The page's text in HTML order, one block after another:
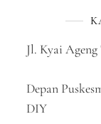
Jl. Kyai Ageng
Depan
DIY